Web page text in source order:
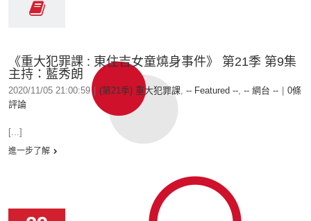
《重大犯罪課 : 東住吉女童燒身事件》 第21季 第9集
主持：藍秀朗
2020/11/05 21:00:59 (第21季) 重大犯罪課, -- Featured --, -- 網台 --
0條
評論
[...]
進一步了解